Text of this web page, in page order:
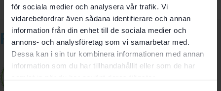
för sociala medier och analysera vår trafik. Vi
vidarebefordrar även sådana identifierare och annan
information från din enhet till de sociala medier och
annons- och analysföretag som vi samarbetar med.
Dessa kan i sin tur kombinera informationen med annan
information som du har tillhandahållit eller som de har
Relaterade produkter